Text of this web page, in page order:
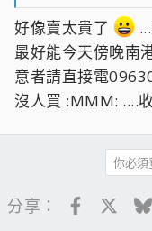
南港火車站,光華或
意者PM..thanks
好像賣太貴了
最好能今天傍晚南
意者請直接電
沒人買 :MMM: ....
你必須
分享： Facebook